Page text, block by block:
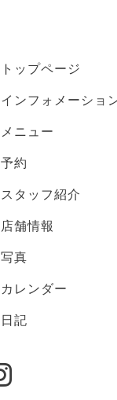
トップページ
インフォメーショ
メニュー
予約
スタッフ紹介
店舗情報
写真
カレンダー
日記